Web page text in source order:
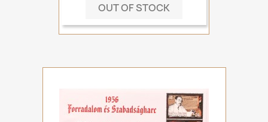
OUT OF STOCK